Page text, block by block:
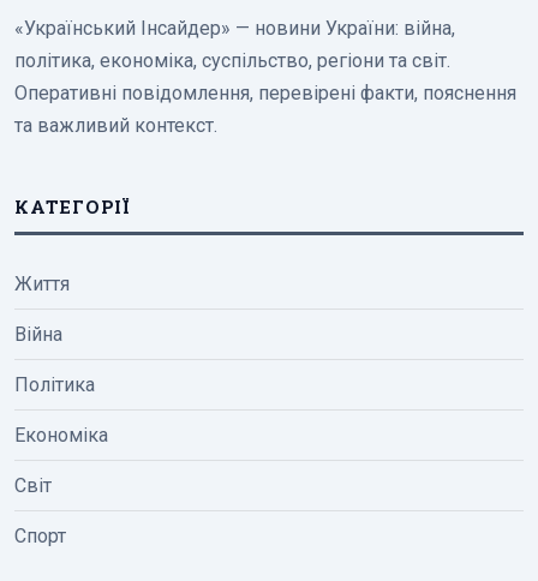
«Український Інсайдер» — новини України: війна,
політика, економіка, суспільство, регіони та світ.
Оперативні повідомлення, перевірені факти, пояснення
та важливий контекст.
КАТЕГОРІЇ
Життя
Війна
Політика
Економіка
Світ
Спорт